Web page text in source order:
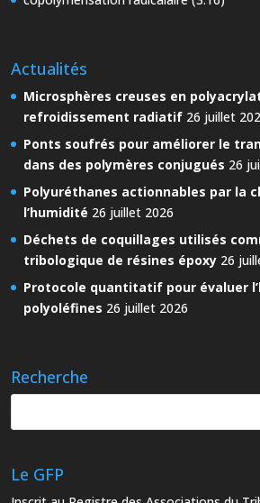
Actualités
Microsphères creuses en
refroidissement radiatif 26 juillet
Ponts soufrés pour améliorer le
dans des polymères conjugués 26
Polyuréthanes actionnables par la
l’humidité 26 juillet 2026
Déchets de coquillages utilisés
tribologique de résines époxy 26
Protocole quantitatif pour évaluer
polyoléfines 26 juillet 2026
Recherche
Le GFP